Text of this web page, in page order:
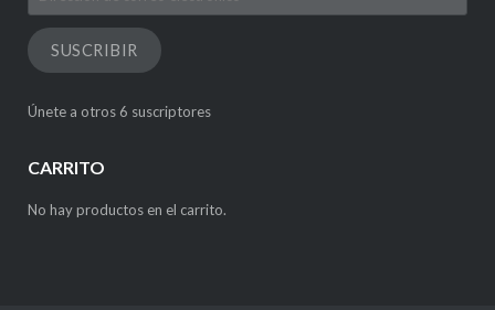
de
correo
electrónico
SUSCRIBIR
Únete a otros 6 suscriptores
CARRITO
No hay productos en el carrito.